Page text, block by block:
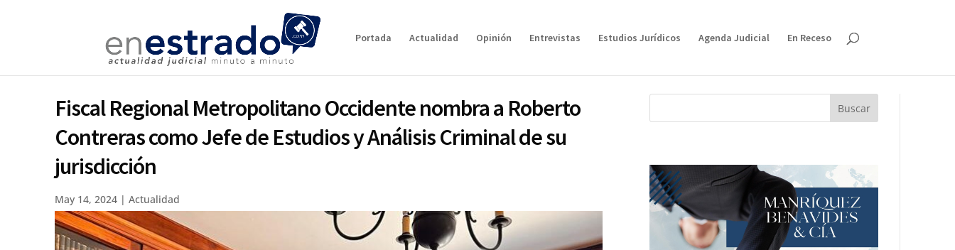
Portada Actualidad Opinión Entrevistas Estudios Jurídicos Agenda Judicial En Receso
Fiscal Regional Metropolitano Occidente nombra a Roberto
Contreras como Jefe de Estudios y Análisis Criminal de su
jurisdicción
May 14, 2024 |Actualidad